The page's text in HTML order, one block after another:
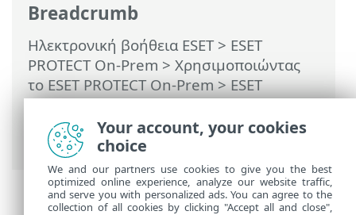
Breadcrumb
Ηλεκτρονική βοήθεια ESET> ESET
PROTECT On-Prem > Χρησιμοποιώντας
το ESET PROTECT On-Prem>ESET
PROTECT On-Prem Κύριο μενού>
Υπολογιστές>Ομάδες> Λεπτομέρειες
ομάδας
Your account, your cookies
choice
We and our partners use cookies to give you the best
optimized online experience, analyze our website traffic,
and serve you with personalized ads. You can agree to the
collection of all cookies by clicking "Accept all and close",